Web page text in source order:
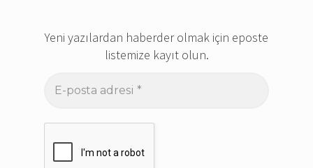
Yeni yazılardan haberder olmak için eposte
listemize kayıt olun.
posta